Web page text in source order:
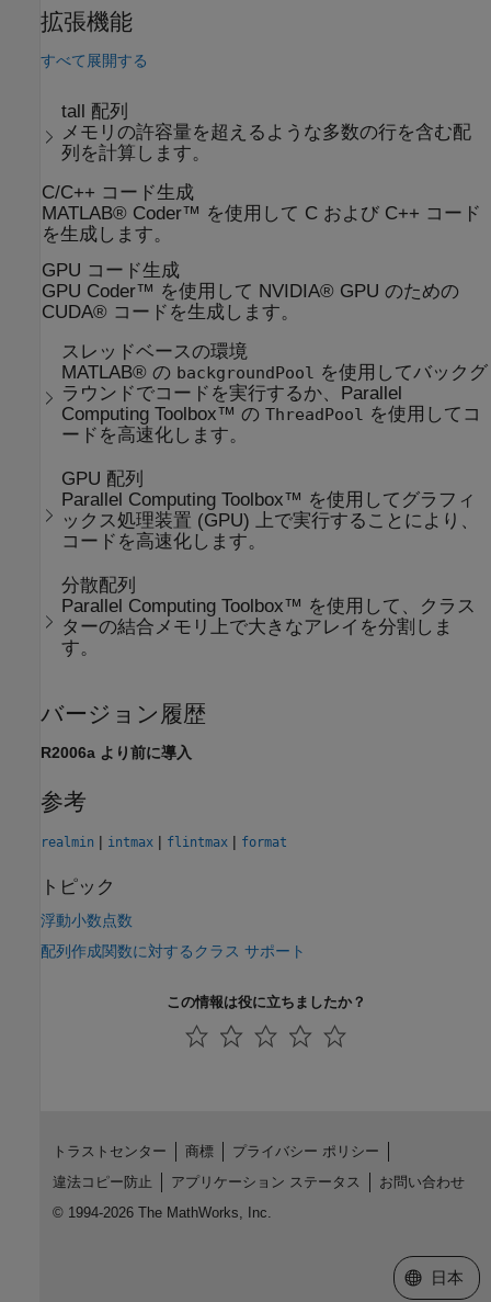
拡張機能
すべて展開する
tall 配列
メモリの許容量を超えるような多数の行を含む配
列を計算します。
C/C++ コード生成
MATLAB® Coder™ を使用して C および C++ コード
を生成します。
GPU コード生成
GPU Coder™ を使用して NVIDIA® GPU のための
CUDA® コードを生成します。
スレッドベースの環境
MATLAB® の backgroundPool
を使用してバックグ
ラウンドでコードを実行するか、Parallel
Computing Toolbox™ のThreadPool
を使用してコ
ードを高速化します。
GPU 配列
Parallel Computing Toolbox™ を使用してグラフィ
ックス処理装置 (GPU) 上で実行することにより、
コードを高速化します。
分散配列
Parallel Computing Toolbox™ を使用して、クラス
ターの結合メモリ上で大きなアレイを分割しま
す。
バージョン履歴
R2006a より前に導入
参考
realmin | intmax | flintmax | format
トピック
浮動小数点数
配列作成関数に対するクラス サポート
この情報は役に立ちましたか？
トラストセンター 商標
プライバシー ポリシー
違法コピー防止
アプリケーション ステータス
お問い合わせ
© 1994-2026 The MathWorks, Inc.
Web サイ
日本